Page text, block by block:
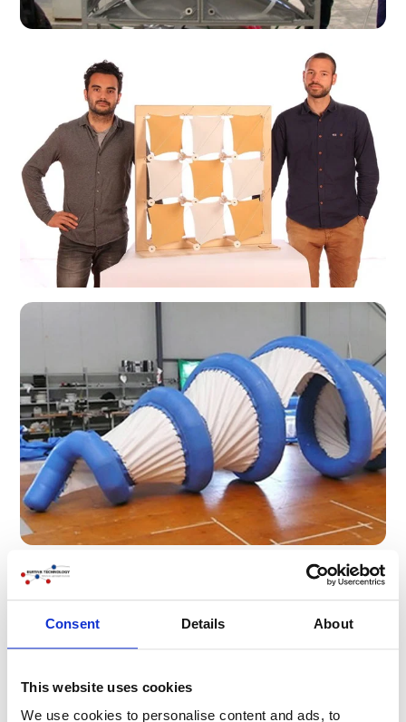
Consent Details About
This website uses cookies
We use cookies to personalise content and ads, to